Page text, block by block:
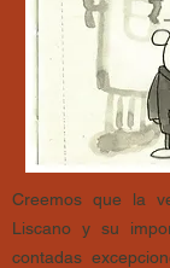
Creemos que la
Liscano y su
contadas